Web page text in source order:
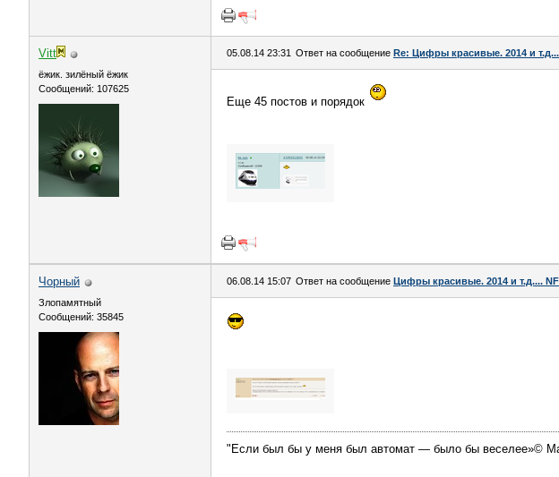
Vitt
ёжик. зилёный ёжик
Сообщений: 107625
05.08.14 23:31 Ответ на сообщение Re: Цифры красивые. 2014 и
Еще 45 постов и порядок
Чорный
Злопамятный
Сообщений: 35845
06.08.14 15:07 Ответ на сообщение Цифры красивые. 2014 и т.д....
"Если был бы у меня был автомат — было бы веселее»©